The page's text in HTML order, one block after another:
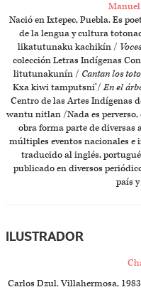
Manuel
Nació en Ixtepec, Puebla. Es
de la lengua y cultura
likatutunaku kachikín /
colección Letras Indígenas
litutunakunín / Cantan los
Kxa kiwi tamputsni’/En el
Centro de las Artes Indígenas
wantu nitlan /Nada es perverso,
obra forma parte de diversas
múltiples eventos nacionales e
traducido al inglés,
publicado en diversos
país
ILUSTRADOR
Carlos Dzul. Villahermosa,